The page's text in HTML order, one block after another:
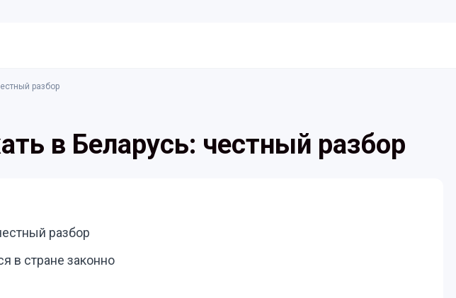
разбор
в Беларусь: честный разбор
разбор
в стране законно